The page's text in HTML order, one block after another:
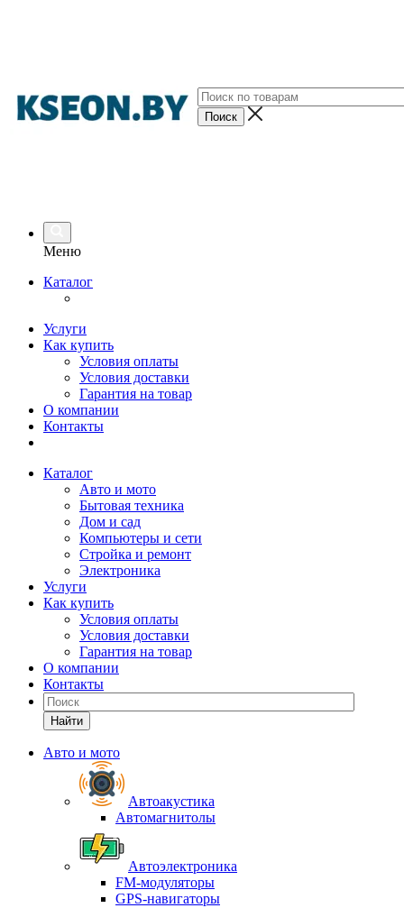
Меню
Каталог
Услуги
Как купить
Условия оплаты
Условия доставки
Гарантия на товар
О компании
Контакты
Каталог
Авто и мото
Бытовая техника
Дом и сад
Компьютеры и сети
Стройка и ремонт
Электроника
Услуги
Как купить
Условия оплаты
Условия доставки
Гарантия на товар
О компании
Контакты
Найти
Авто и мото
Автоакустика
Автомагнитолы
Автоэлектроника
FM-модуляторы
GPS-навигаторы